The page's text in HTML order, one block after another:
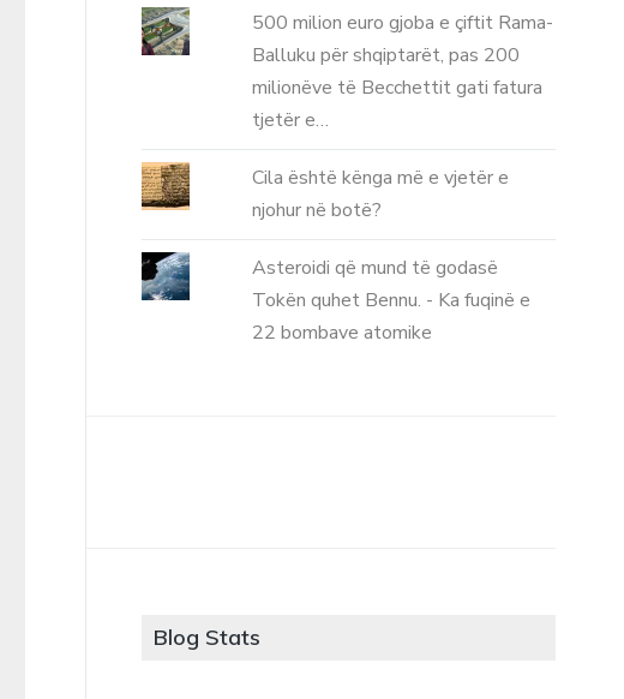
500 milion euro gjoba e çiftit Rama-
Balluku për shqiptarët, pas 200
milionëve të Becchettit gati fatura
tjetër e…
Cila është kënga më e vjetër e
njohur në botë?
Asteroidi që mund të godasë
Tokën quhet Bennu. - Ka fuqinë e
22 bombave atomike
Blog Stats